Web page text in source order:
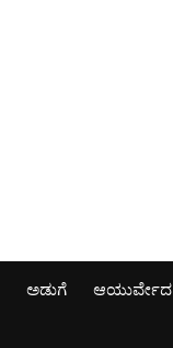
ಅಡುಗೆ ಆಯುರ್ವೇದ